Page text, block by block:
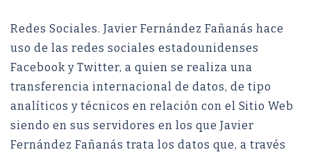
Redes Sociales. Javier Fernández Fañanás hace
uso de las redes sociales estadounidenses
Facebook y Twitter, a quien se realiza una
transferencia internacional de datos, de tipo
analíticos y técnicos en relación con el Sitio Web
siendo en sus servidores en los que Javier
Fernández Fañanás trata los datos que, a través